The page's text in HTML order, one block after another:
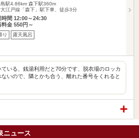
駅4.86km 森下駅360m
江戸線「森下」駅下車、徒歩3分
時間 12:00～24:30
料金 550円～
り 露天風呂
いる、銭湯利用だと70分です、脱衣場のロッカ
いので、隣とかち合う、離れた番号をくれると
ニュース